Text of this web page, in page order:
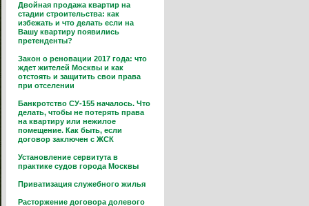
Двойная продажа квартир на
стадии строительства: как
избежать и что делать если на
Вашу квартиру появились
претенденты?
Закон о реновации 2017 года: что
ждет жителей Москвы и как
отстоять и защитить свои права
при отселении
Банкротство СУ-155 началось. Что
делать, чтобы не потерять права
на квартиру или нежилое
помещение. Как быть, если
договор заключен с ЖСК
Установление сервитута в
практике судов города Москвы
Приватизация служебного жилья
Расторжение договора долевого